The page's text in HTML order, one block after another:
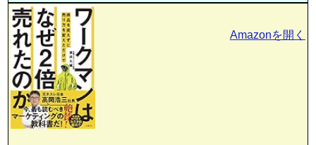
Amazonを開く